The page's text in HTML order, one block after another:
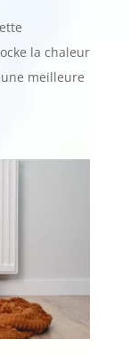
la chaleur
meilleure